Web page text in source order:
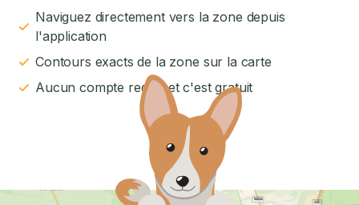
Naviguez directement vers la zone depuis
l'application
Contours exacts de la zone sur la carte
Aucun compte requis et c'est gratuit